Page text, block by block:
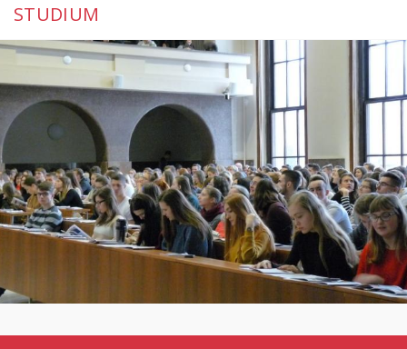
STUDIUM